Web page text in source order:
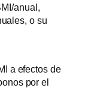
anual,
o su
a efectos de
por el